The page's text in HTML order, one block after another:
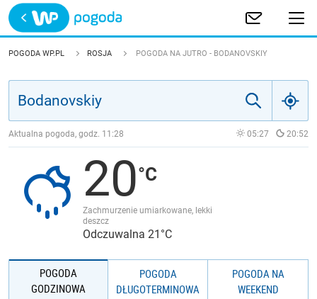
Trwa ładowanie
POLSKA
JAKOŚĆ POWIETRZA
POGODA WP.PL ROSJA POGODA NA JUTRO - BODANOVSKIY
Aktualna pogoda, godz. 11:28 05:27 20:52
20
Zachmurzenie umiarkowane, lekki
deszcz
Odczuwalna 21°C
POGODA
GODZINOWA
POGODA
DŁUGOTERMINOWA
POGODA NA
WEEKEND